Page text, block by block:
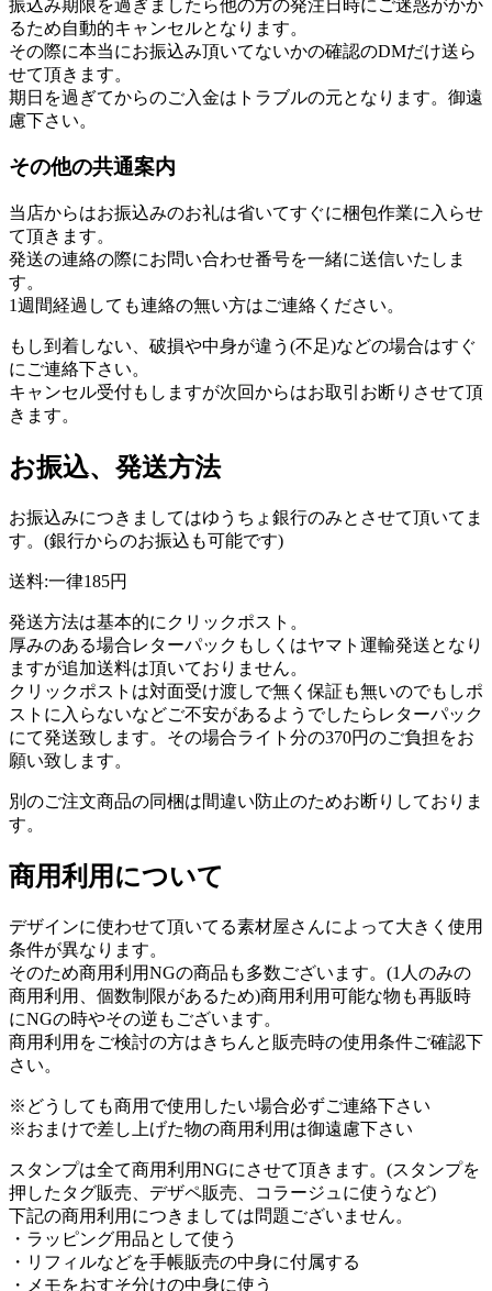
振込み期限を過ぎましたら他の方の発注日時にご迷惑がかか
るため自動的キャンセルとなります。
その際に本当にお振込み頂いてないかの確認のDMだけ送ら
せて頂きます。
期日を過ぎてからのご入金はトラブルの元となります。御遠
慮下さい。
その他の共通案内
当店からはお振込みのお礼は省いてすぐに梱包作業に入らせ
て頂きます。
発送の連絡の際にお問い合わせ番号を一緒に送信いたしま
す。
1週間経過しても連絡の無い方はご連絡ください。
もし到着しない、破損や中身が違う(不足)などの場合はすぐ
にご連絡下さい。
キャンセル受付もしますが次回からはお取引お断りさせて頂
きます。
お振込、発送方法
お振込みにつきましてはゆうちょ銀行のみとさせて頂いてま
す。(銀行からのお振込も可能です)
送料:一律185円
発送方法は基本的にクリックポスト。
厚みのある場合レターパックもしくはヤマト運輸発送となり
ますが追加送料は頂いておりません。
クリックポストは対面受け渡しで無く保証も無いのでもしポ
ストに入らないなどご不安があるようでしたらレターパック
にて発送致します。その場合ライト分の370円のご負担をお
願い致します。
別のご注文商品の同梱は間違い防止のためお断りしておりま
す。
商用利用について
デザインに使わせて頂いてる素材屋さんによって大きく使用
条件が異なります。
そのため商用利用NGの商品も多数ございます。(1人のみの
商用利用、個数制限があるため)商用利用可能な物も再販時
にNGの時やその逆もございます。
商用利用をご検討の方はきちんと販売時の使用条件ご確認下
さい。
※どうしても商用で使用したい場合必ずご連絡下さい
※おまけで差し上げた物の商用利用は御遠慮下さい
スタンプは全て商用利用NGにさせて頂きます。(スタンプを
押したタグ販売、デザペ販売、コラージュに使うなど)
下記の商用利用につきましては問題ございません。
・ラッピング用品として使う
・リフィルなどを手帳販売の中身に付属する
・メモをおすそ分けの中身に使う